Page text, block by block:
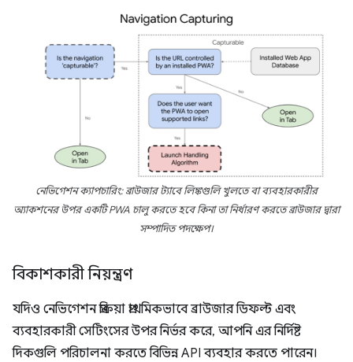
নেভিগেশন ক্যাপচারিং: ব্রাউজার ট্যাবে লিঙ্কগুলি খুলতে বা ব্যবহারকারীর
অ্যাকশনের উপর একটি PWA চালু করতে হবে কিনা তা নির্ধারণ করতে ব্রাউজার দ্বারা
সম্পাদিত পদক্ষেপ।
বিকাশকারী নিয়ন্ত্রণ
যদিও নেভিগেশন প্রক্রিয়া প্রাথমিকভাবে ব্রাউজার ডিফল্ট এবং
ব্যবহারকারী সেটিংসের উপর নির্ভর করে, আপনি এর নির্দিষ্ট
দিকগুলি পরিচালনা করতে বিভিন্ন API ব্যবহার করতে পারেন।